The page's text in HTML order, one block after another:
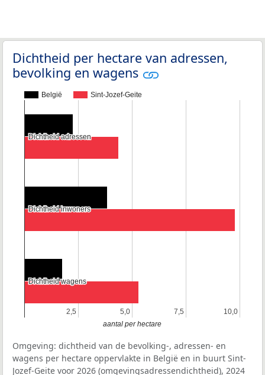
Dichtheid per hectare van adressen,
bevolking en wagens
België Sint-Jozef-Geite
2,5
2,5 5,0
5,0 7,5
7,5 10,0
10,0
Dichtheid adressen
Dichtheid adressen
Dichtheid inwoners
Dichtheid inwoners
Dichtheid wagens
Dichtheid wagens
aantal per hectare
Omgeving: dichtheid van de bevolking-, adressen- en
wagens per hectare oppervlakte in België en in buurt Sint-
Jozef-Geite voor 2026 (omgevingsadressendichtheid), 2024